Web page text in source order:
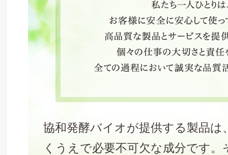
協和発酵バイオが提供する製品は
くうえで必要不可欠な成分です。